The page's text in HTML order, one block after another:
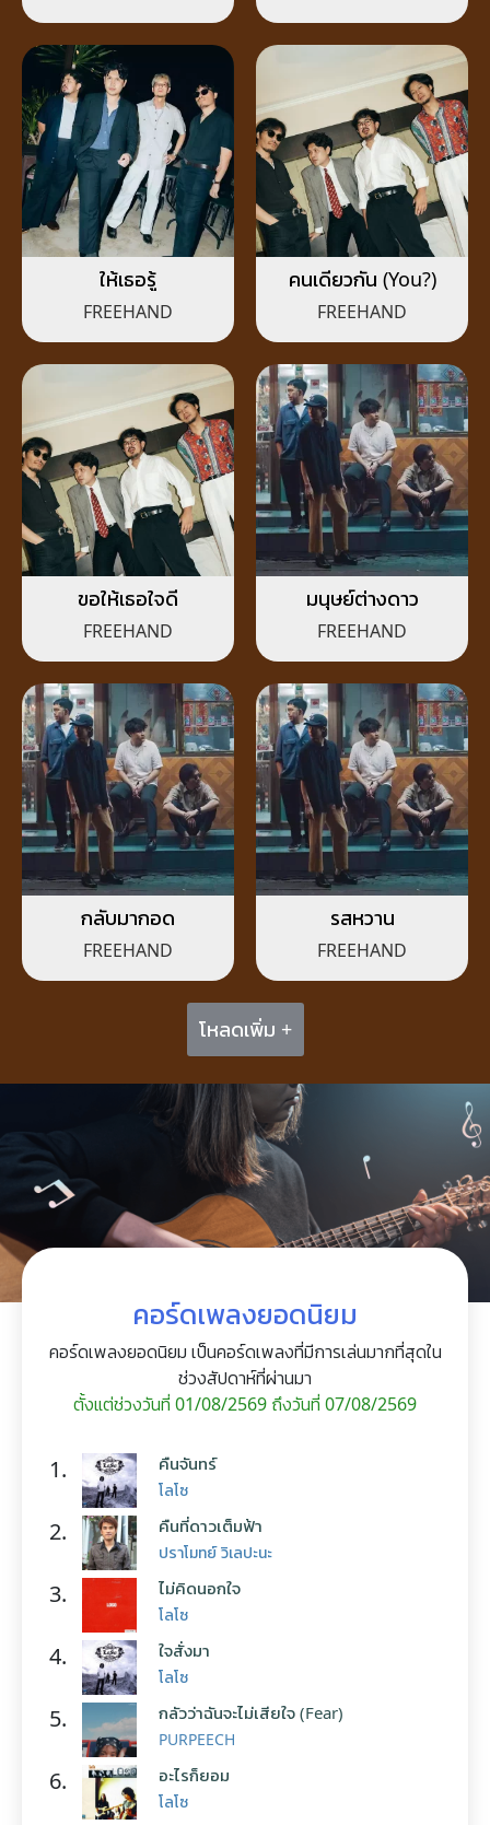
ให้เธอรู้
FREEHAND
คนเดียวกัน (You?)
FREEHAND
ขอให้เธอใจดี
FREEHAND
มนุษย์ต่างดาว
FREEHAND
กลับมากอด
FREEHAND
รสหวาน
FREEHAND
โหลดเพิ่ม +
คอร์ดเพลงยอดนิยม
คอร์ดเพลงยอดนิยม เป็นคอร์ดเพลงที่มีการเล่นมากที่สุดใน
ช่วงสัปดาห์ที่ผ่านมา
ตั้งแต่ช่วงวันที่ 01/08/2569 ถึงวันที่ 07/08/2569
1. คืนจันทร์
โลโซ
2. คืนที่ดาวเต็มฟ้า
ปราโมทย์ วิเลปะนะ
3. ไม่คิดนอกใจ
โลโซ
4. ใจสั่งมา
โลโซ
5. กลัวว่าฉันจะไม่เสียใจ (Fear)
PURPEECH
6. อะไรก็ยอม
โลโซ